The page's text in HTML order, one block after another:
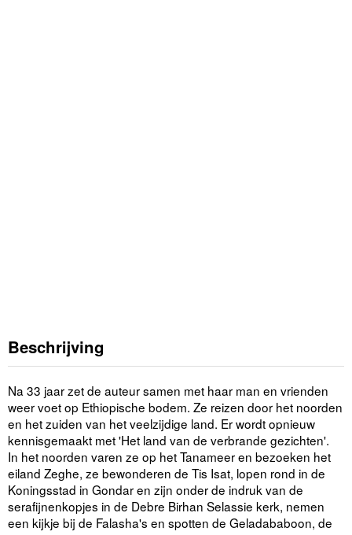
Beschrijving
Na 33 jaar zet de auteur samen met haar man en vrienden
weer voet op Ethiopische bodem. Ze reizen door het noorden
en het zuiden van het veelzijdige land. Er wordt opnieuw
kennisgemaakt met 'Het land van de verbrande gezichten'.
In het noorden varen ze op het Tanameer en bezoeken het
eiland Zeghe, ze bewonderen de Tis Isat, lopen rond in de
Koningsstad in Gondar en zijn onder de indruk van de
serafijnenkopjes in de Debre Birhan Selassie kerk, nemen
een kijkje bij de Falasha's en spotten de Geladababoon, de